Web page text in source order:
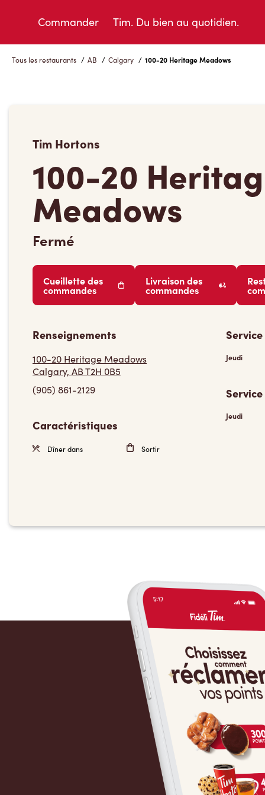
Commander Tim. Du bien au quotidien.
Tous les restaurants / AB / Calgary / 100-20 Heritage Meadows
Tim Hortons
100-20
Meadows
Fermé
Cueillette des
commandes
Livraison des
commandes
Renseignements
100-20 Heritage Meadows
Calgary, AB T2H 0B5
(905) 861-2129
Caractéristiques
Dîner dans Sortir
Jeudi
Jeudi